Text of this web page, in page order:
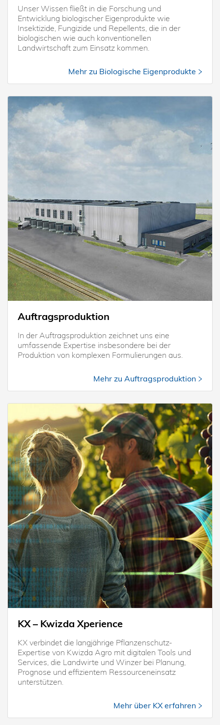
Unser Wissen fließt in die Forschung und
Entwicklung biologischer Eigenprodukte wie
Insektizide, Fungizide und Repellents, die in der
biologischen wie auch konventionellen
Landwirtschaft zum Einsatz kommen.
Mehr zu Biologische Eigenprodukte
Auftragsproduktion
In der Auftragsproduktion zeichnet uns eine
umfassende Expertise insbesondere bei der
Produktion von komplexen Formulierungen aus.
Mehr zu Auftragsproduktion
KX – Kwizda Xperience
KX verbindet die langjährige Pflanzenschutz-
Expertise von Kwizda Agro mit digitalen Tools und
Services, die Landwirte und Winzer bei Planung,
Prognose und effizientem Ressourceneinsatz
unterstützen.
Mehr über KX erfahren